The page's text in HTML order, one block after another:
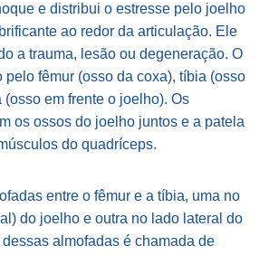
e distribui o estresse pelo joelho
ao redor da articulação. Ele
a trauma, lesão ou degeneração. O
pelo fêmur (osso da coxa), tíbia (osso
em frente o joelho). Os
os ossos do joelho juntos e a patela
do quadríceps.
entre o fêmur e a tíbia, uma no
do joelho e outra no lado lateral do
almofadas é chamada de